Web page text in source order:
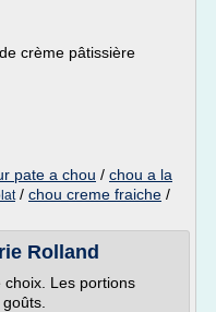
crème pâtissière
pate a chou / chou a la
/ chou creme fraiche /
Rolland
Les portions